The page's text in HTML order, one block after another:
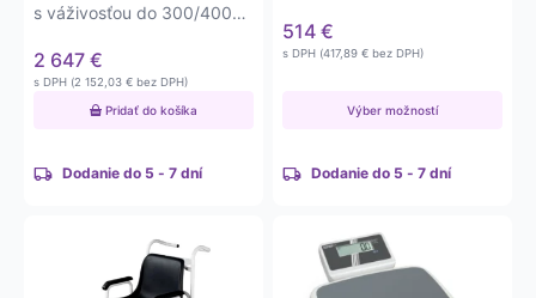
s váživosťou do 300/400kg
0,1/0,2kg.
2 647 €
s DPH (2 152,03 € bez DPH)
Pridať do košíka
Dodanie do 5 - 7 dní
presnosťou na…
514 €
s DPH (417,89 € bez DPH)
Výber možností
Dodanie do 5 - 7 dní